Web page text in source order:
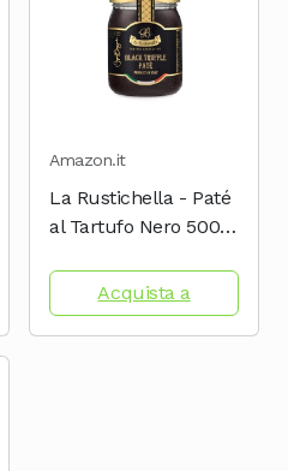
Amazon.it
La Rustichella - Paté
al Tartufo Nero 500 g
Cholesterol Free -
Prelibatezza Italiana
Acquista a